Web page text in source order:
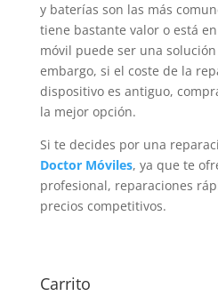
y baterías son las más
tiene bastante valor o está
móvil puede ser una
embargo, si el coste de la
dispositivo es antiguo,
la mejor opción.
Si te decides por una
Doctor Móviles, ya que te
profesional, reparaciones
precios competitivos.
Carrito